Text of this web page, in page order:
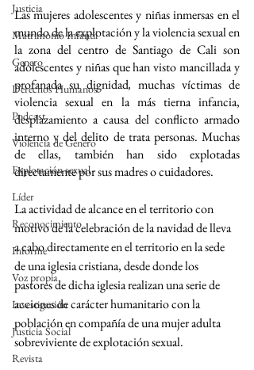
Justicia
Matrimonio Infantil
Genero
Derechos Humanos
Podcast
Violencia de Género
Explotación sexual
Líder
Reconocimiento
Informe
Voz propia
Investigación
Justicia Social
Revista
Las mujeres adolescentes y niñas inmersas en el
mundo de la explotación y la violencia sexual en
la zona del centro de Santiago de Cali son
adolescentes y niñas que han visto mancillada y
profanada su dignidad, muchas víctimas de
violencia sexual en la más tierna infancia,
desplazamiento a causa del conflicto armado
interno y del delito de trata personas. Muchas
de ellas, también han sido explotadas
directamente por sus madres o cuidadores.
La actividad de alcance en el territorio con
motivo de la celebración de la navidad de lleva
a cabo directamente en el territorio en la sede
de una iglesia cristiana, desde donde los
pastores de dicha iglesia realizan una serie de
acciones de carácter humanitario con la
población en compañía de una mujer adulta
sobreviviente de explotación sexual.